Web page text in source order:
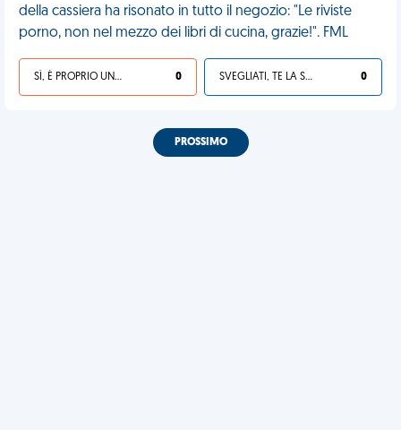
della cassiera ha risonato in tutto il negozio: "Le riviste
porno, non nel mezzo dei libri di cucina, grazie!". FML
SÌ, È PROPRIO UNA VDM! 0 SVEGLIATI, TE LA SEI CERCATA! 0
PROSSIMO